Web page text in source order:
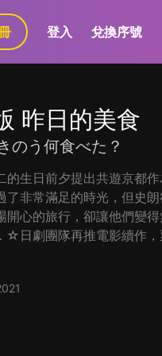
登入 兌換序號
昨日的美食
のう何食べた？
的生日前夕提出共遊京都
了非常滿足的時光，但史
開心的旅行，卻讓他們變
日劇團隊再推電影續作，